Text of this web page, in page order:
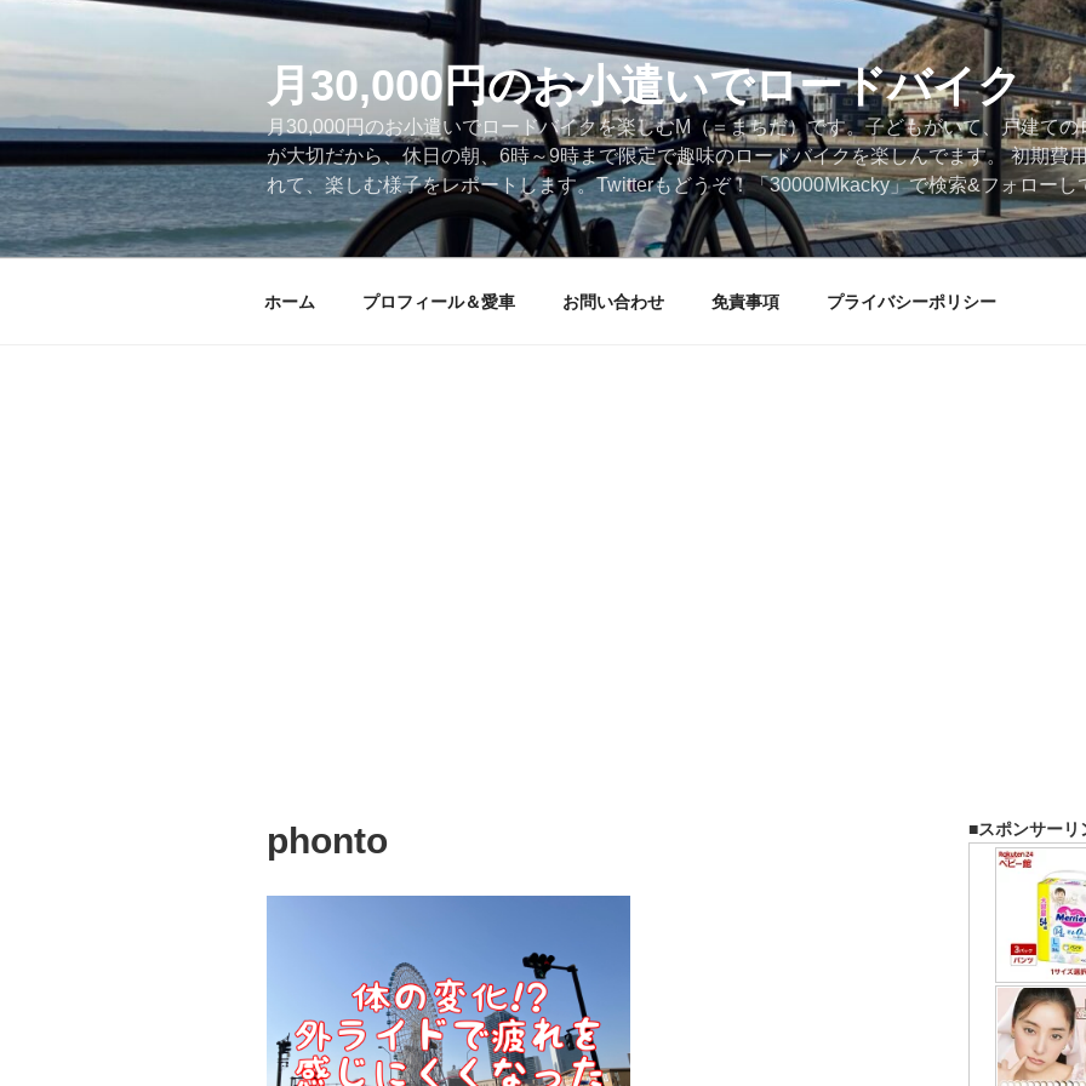
テ
ツ
ス
キ
ッ
月30,000円のお小遣いでロードバイク
月30,000円のお小遣いでロードバイクを楽しむM（＝まちだ）です。子どもがいて、戸建て
が大切だから、休日の朝、6時～9時まで限定で趣味のロードバイクを楽しんでます。 初期費
れて、楽しむ様子をレポートします。Twitterもどうぞ！「30000Mkacky」で検索&フォローし
ホーム プロフィール＆愛車 お問い合わせ 免責事項 プライバシーポリシー
phonto ■スポンサーリ